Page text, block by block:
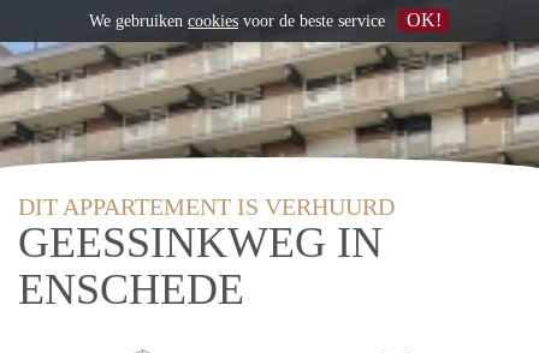
DIT APPARTEMENT IS VERHUURD
GEESSINKWEG IN
ENSCHEDE
We gebruiken cookies voor de beste service OK!